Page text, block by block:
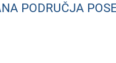
PODRUČJA